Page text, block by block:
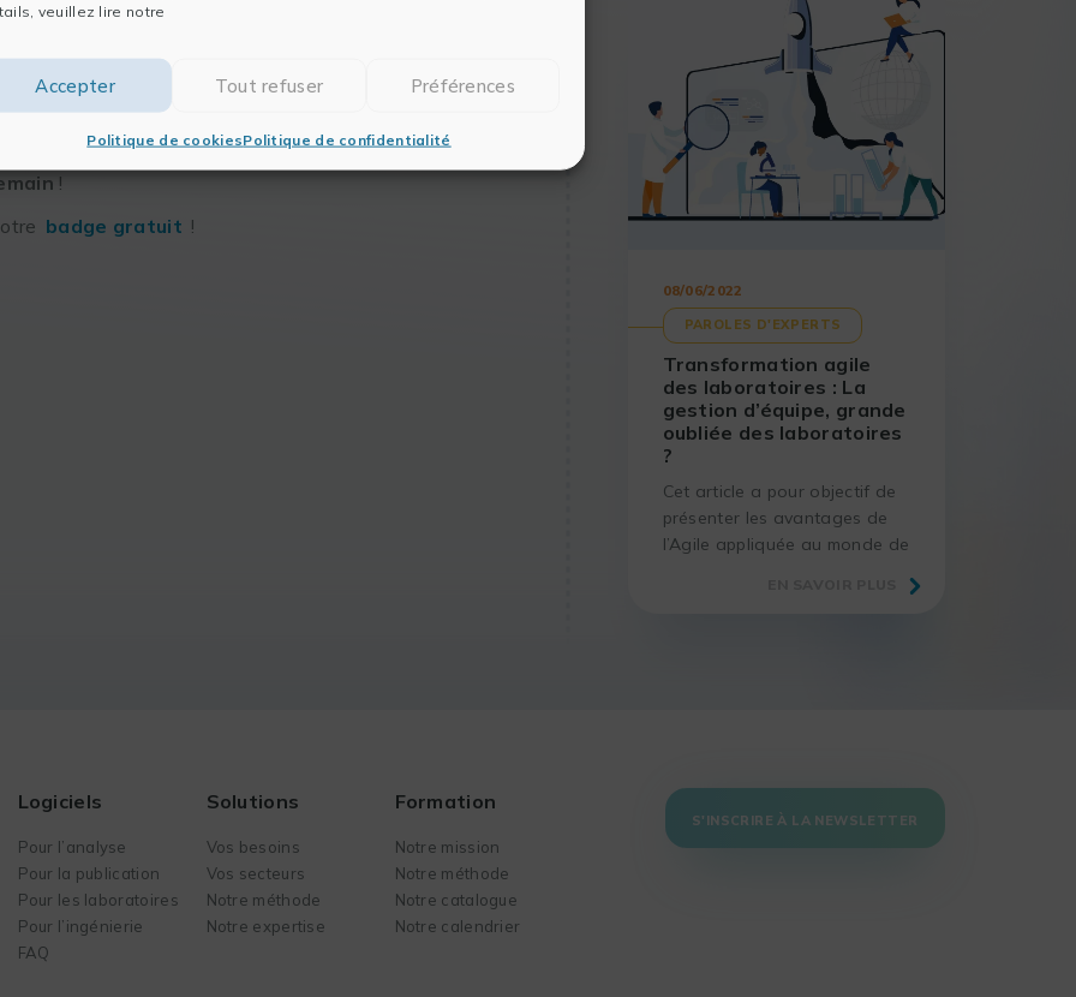
veuillez lire notre
Accepter Tout refuser Préférences
Politique de cookiesPolitique de confidentialité
des laboratoires viendront présenter notre
des solutions les plus pertinentes à leur
pour échanger autour de vos
projets de
valorisation de données de recherche ou des
!
badge gratuit !
08/06/2022
PAROLES D'EXPERTS
Transformation agile
des laboratoires : La
gestion d’équipe, grande
oubliée des laboratoires
?
Cet article a pour objectif de
présenter les avantages de
l’Agile appliquée au monde de
Logiciels
Pour l’analyse
Pour la publication
Pour les laboratoires
Pour l’ingénierie
FAQ
Solutions
Vos besoins
Vos secteurs
Notre méthode
Notre expertise
Formation
Notre mission
Notre méthode
Notre catalogue
Notre calendrier
S'INSCRIRE À LA NEWSLETTER